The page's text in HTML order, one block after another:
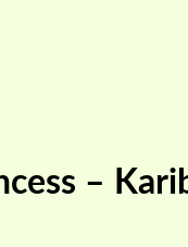
–